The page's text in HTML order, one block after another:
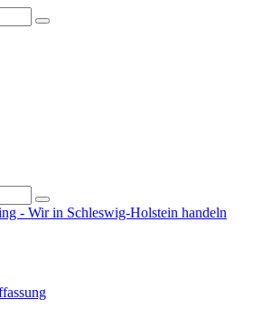
- Wir in Schleswig-Holstein handeln